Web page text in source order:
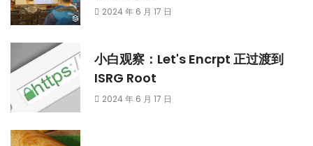
2024 年 6 月 17 日
小白观察：Let's Encrpt 正过渡到
ISRG Root
2024 年 6 月 17 日